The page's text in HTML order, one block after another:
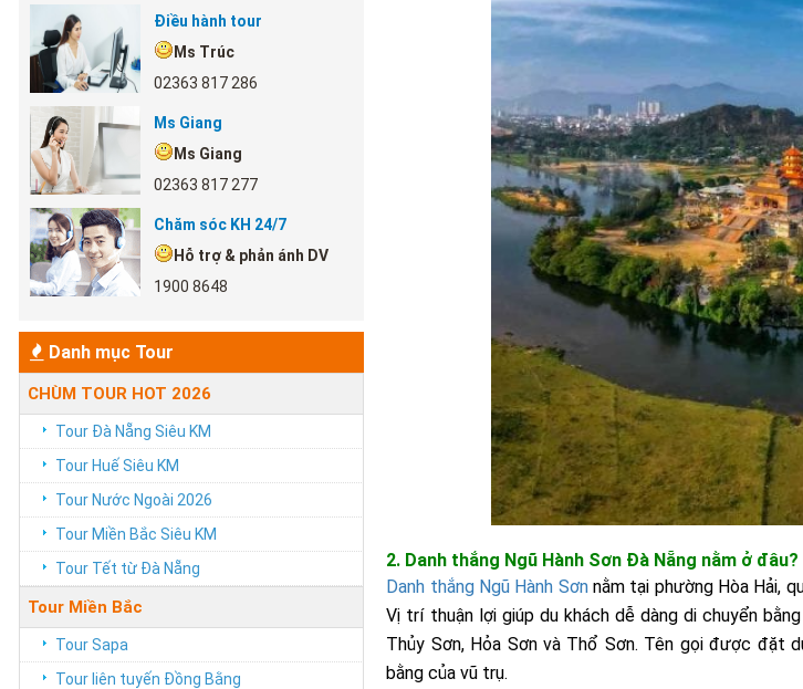
Điều hành tour
Ms Trúc
02363 817 286
Ms Giang
Ms Giang
02363 817 277
Chăm sóc KH 24/7
Hỗ trợ & phản ánh DV
1900 8648
Danh mục Tour
CHÙM TOUR HOT 2026
Tour Đà Nẵng Siêu KM
Tour Huế Siêu KM
Tour Nước Ngoài 2026
Tour Miền Bắc Siêu KM
Tour Tết từ Đà Nẵng
Tour Miền Bắc
Tour Sapa
Tour liên tuyến Đồng Bằng
2. Danh thắng Ngũ Hành Sơn Đà Nẵng nằm ở đâu?
Danh thắng Ngũ Hành Sơnnằm tại phường Hòa Hải,
Vị trí thuận lợi giúp du khách dễ dàng di chuyển
Thủy Sơn, Hỏa Sơn và Thổ Sơn. Tên gọi được
bằng của vũ trụ.